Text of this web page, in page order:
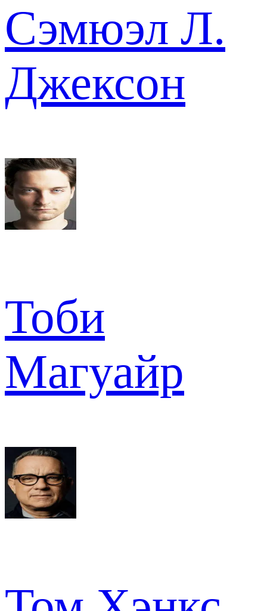
Сэмюэл Л.
Джексон
Тоби
Магуайр